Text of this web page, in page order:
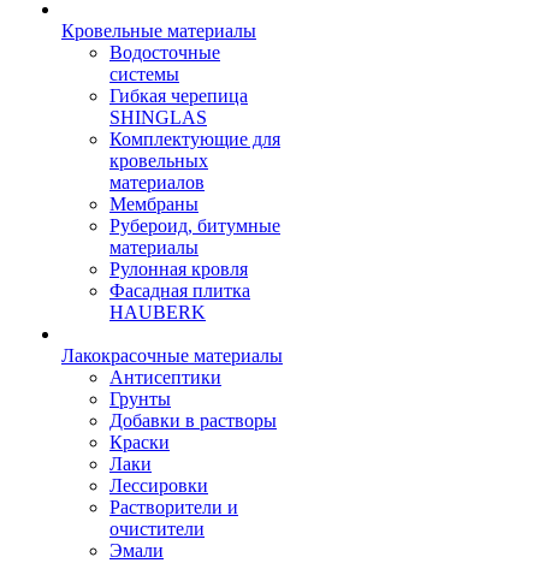
Кровельные материалы
Водосточные
системы
Гибкая черепица
SHINGLAS
Комплектующие для
кровельных
материалов
Мембраны
Рубероид, битумные
материалы
Рулонная кровля
Фасадная плитка
HAUBERK
Лакокрасочные материалы
Антисептики
Грунты
Добавки в растворы
Краски
Лаки
Лессировки
Растворители и
очистители
Эмали